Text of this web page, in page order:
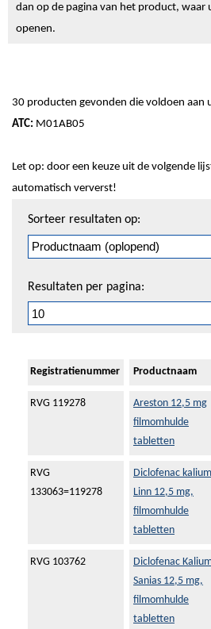
dan op de pagina van het product,
openen.
30 producten gevonden die voldoen aan
ATC: M01AB05
Let op: door een keuze uit de volgende
automatisch ververst!
pagineren
Sorteer resultaten op:
Resultaten per pagina:
Registratienummer Productnaam
RVG 119278
Areston 12,5 mg
filmomhulde
tabletten
RVG
133063=119278
Diclofenac kalium
Linn 12,5 mg,
filmomhulde
tabletten
RVG 103762
Diclofenac
Sanias 12,5 mg,
filmomhulde
tabletten